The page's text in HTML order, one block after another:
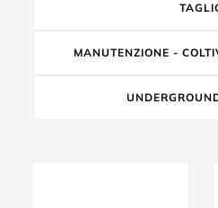
MANUTENZIONE -